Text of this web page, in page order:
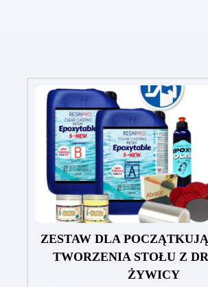
ZESTAW DLA
TWORZENIA STOŁU Z
ŻYWICY